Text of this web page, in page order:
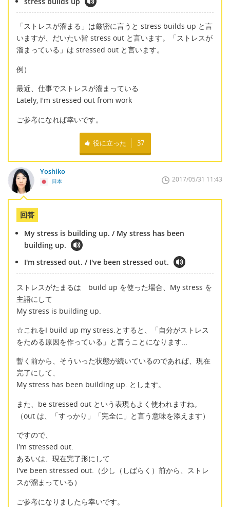
「ストレスが溜まる」は厳密に言うと stress builds up と言
いますが、だいたい皆 stress out と言います。「ストレスが
溜まっている」は stressed out と言います。
例）
最近、仕事でストレスが溜まっている
Lately, I'm stressed out from work
ご参考になれば幸いです。
役に立った 37
Yoshiko
日本 2017/05/31 11:43
回答
My stress is building up. / My stress has been
building up.
I'm stressed out. / I've been stressed out.
ストレスがたまるは build up を使った場合、My stress を
主語にして
My stress is building up.
☆これをI build up my stress.とすると、「自分がストレス
をためる原因を作っている」と言うことになります…
暫く前から、そういった状態が続いているのであれば、現在
完了にして、
My stress has been building up. とします。
また、be stressed out という表現もよく使われますね。
（out は、「すっかり」「完全に」と言う意味を添えます）
ですので、
I'm stressed out.
あるいは、現在完了形にして
I've been stressed out.（少し（しばらく）前から、ストレ
スが溜まっている）
ご参考になりましたら幸いです。